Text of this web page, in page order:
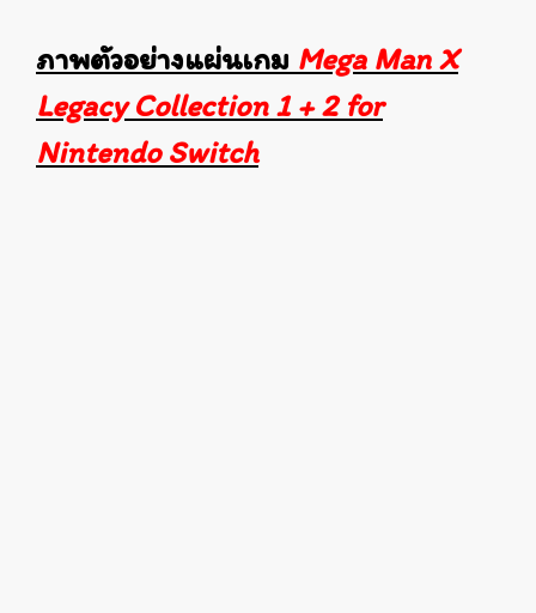
ภาพตัวอย่างแผ่นเกม Mega Man X
Legacy Collection 1 + 2 for
Nintendo Switch